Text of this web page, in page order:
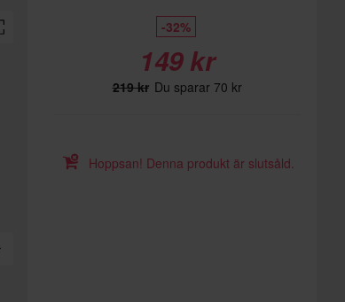
-32%
149 kr
219 kr Du sparar 70 kr
Hoppsan! Denna produkt är slutsåld.